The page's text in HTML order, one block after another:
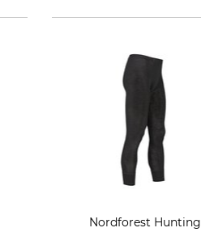
Nordforest Hunting